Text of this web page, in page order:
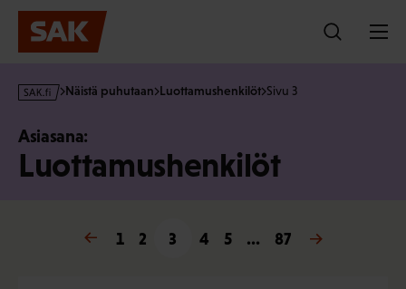
Hyppää
sisältöön
s
k
·
Näistä puhutaan Luottamushenkilöt Sivu 3
Asiasana:
Luottamushenkilöt
« Edellinen
1 2 3 4 5 … 87
Seuraava »